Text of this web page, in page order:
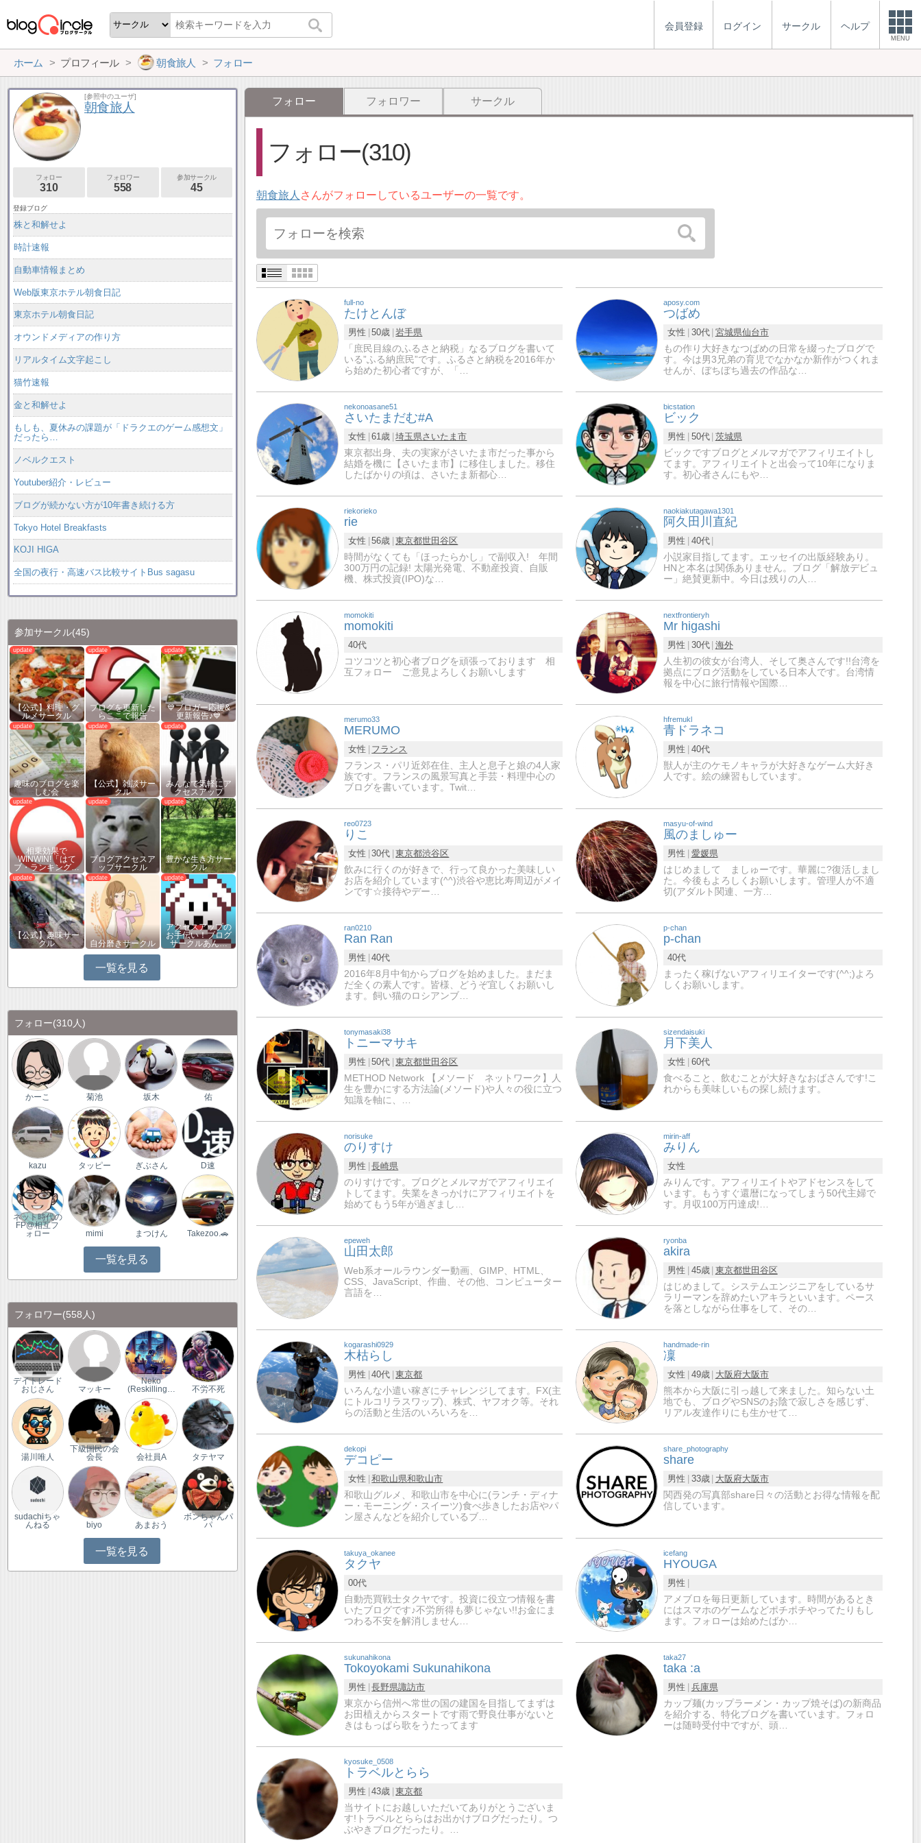
会員登録 ログイン サークル ヘルプ
MENU
ホーム プロフィール 朝食旅人 フォロー
フォロー フォロワー サークル
フォロー(310)
朝食旅人 さんがフォローしているユーザーの一覧です。
full-no
たけとんぼ
男性 50歳 岩手県
「庶民目線のふるさと納税」なるブログを書いて
いる”ふる納庶民”です。ふるさと納税を2016年か
ら始めた初心者ですが、「…
aposy.com
つばめ
女性 30代 宮城県仙台市
もの作り大好きなつばめの日常を綴ったブログで
す。今は男3兄弟の育児でなかなか新作がつくれま
せんが、ぼちぼち過去の作品な…
nekonoasane51
さいたまだむ#A
女性 61歳 埼玉県さいたま市
東京都出身、夫の実家がさいたま市だった事から
結婚を機に【さいたま市】に移住しました。移住
したばかりの頃は、さいたま新都心…
bicstation
ビック
男性 50代 茨城県
ビックですブログとメルマガでアフィリエイトし
てます。アフィリエイトと出会って10年になりま
す。初心者さんにもや…
riekorieko
rie
女性 56歳 東京都世田谷区
時間がなくても「ほったらかし」で副収入! 年間
300万円の記録! 太陽光発電、不動産投資、自販
機、株式投資(IPO)な…
naokiakutagawa1301
阿久田川直紀
男性
40代
小説家目指してます。エッセイの出版経験あり。
HNと本名は関係ありません。ブログ「解放デビュ
ー」絶賛更新中。今日は残りの人…
momokiti
momokiti
40代
コツコツと初心者ブログを頑張っております 相
互フォロー ご意見よろしくお願いします
nextfrontieryh
Mr higashi
男性 30代 海外
人生初の彼女が台湾人、そして奥さんです!!台湾を
拠点にブログ活動をしている日本人です。台湾情
報を中心に旅行情報や国際…
merumo33
MERUMO
女性
フランス
フランス・パリ近郊在住、主人と息子と娘の4人家
族です。フランスの風景写真と手芸・料理中心の
ブログを書いています。Twit…
hfremukl
青ドラネコ
男性
40代
獣人が主のケモノキャラが大好きなゲーム大好き
人です。絵の練習もしています。
reo0723
りこ
女性 30代 東京都渋谷区
飲みに行くのが好きで、行って良かった美味しい
お店を紹介しています(^^)渋谷や恵比寿周辺がメイ
ンです☆接待やデー…
masyu-of-wind
風のましゅー
男性
愛媛県
はじめまして ましゅーです。華麗に?復活しまし
た。今後もよろしくお願いします。管理人が不適
切(アダルト関連、一方…
ran0210
Ran Ran
男性
40代
2016年8月中旬からブログを始めました。まだま
だ全くの素人です。皆様、どうぞ宜しくお願いし
ます。飼い猫のロシアンブ…
p-chan
p-chan
40代
まったく稼げないアフィリエイターです(^^;)よろ
しくお願いします。
tonymasaki38
トニーマサキ
男性 50代 東京都世田谷区
METHOD Network 【メソード ネットワーク】人
生を豊かにする方法論(メソード)や人々の役に立つ
知識を軸に、…
sizendaisuki
月下美人
女性
60代
食べること、飲むことが大好きなおばさんです!こ
れからも美味しいもの探し続けます。
norisuke
のりすけ
男性
長崎県
のりすけです。ブログとメルマガでアフィリエイ
トしてます。失業をきっかけにアフィリエイトを
始めてもう5年が過ぎまし…
mirin-aff
みりん
女性
みりんです。アフィリエイトやアドセンスをして
います。もうすぐ還暦になってしまう50代主婦で
す。月収100万円達成!…
epeweh
山田太郎
Web系オールラウンダー動画、GIMP、HTML、
CSS、JavaScript、作曲、その他、コンピューター
言語を…
ryonba
akira
男性 45歳 東京都世田谷区
はじめまして。システムエンジニアをしているサ
ラリーマンを辞めたいアキラといいます。ペース
を落としながら仕事をして、その…
kogarashi0929
木枯らし
男性 40代 東京都
いろんな小遣い稼ぎにチャレンジしてます。FX(主
にトルコリラスワップ)、株式、ヤフオク等。それ
らの活動と生活のいろいろを…
handmade-rin
凜
女性 49歳 大阪府大阪市
熊本から大阪に引っ越して来ました。知らない土
地でも、ブログやSNSのお陰で寂しさを感じず、
リアル友達作りにも生かせて…
dekopi
デコピー
女性 和歌山県和歌山市
和歌山グルメ、和歌山市を中心に(ランチ・ディナ
ー・モーニング・スイーツ)食べ歩きしたお店やパ
ン屋さんなどを紹介しているブ…
share_photography
share
男性 33歳 大阪府大阪市
関西発の写真部share日々の活動とお得な情報を配
信しています。
takuya_okanee
タクヤ
00代
自動売買戦士タクヤです。投資に役立つ情報を書
いたブログです♪不労所得も夢じゃない!!お金にま
つわる不安を解消しません…
icefang
HYOUGA
男性
アメブロを毎日更新しています。時間があるとき
にはスマホのゲームなどポチポチやってたりもし
ます。フォローは始めたばか…
sukunahikona
Tokoyokami Sukunahikona
男性 長野県諏訪市
東京から信州へ常世の国の建国を目指してまずは
お田植えからスタートです雨で野良仕事がないと
きはもっぱら歌をうたってます
taka27
taka :a
男性
兵庫県
カップ麺(カップラーメン・カップ焼そば)の新商品
を紹介する、特化ブログを書いています。フォロ
ーは随時受付中ですが、頭…
kyosuke_0508
トラベルとらら
男性 43歳 東京都
当サイトにお越しいただいてありがとうございま
す!トラベルとららはお出かけブログだったり。つ
ぶやきブログだったり。…
[参照中のユーザ]
朝食旅人
フォロー
310
フォロワー
558
参加サークル
45
登録ブログ
株と和解せよ
時計速報
自動車情報まとめ
Web版東京ホテル朝食日記
東京ホテル朝食日記
オウンドメディアの作り方
リアルタイム文字起こし
猫竹速報
金と和解せよ
もしも、夏休みの課題が「ドラクエのゲーム感想文」
だったら…
ノベルクエスト
Youtuber紹介・レビュー
ブログが続かない方が10年書き続ける方
Tokyo Hotel Breakfasts
KOJI HIGA
全国の夜行・高速バス比較サイトBus sagasu
参加サークル(45)
【公式】料理・グ
ルメサークル
ブログを更新した
らここで報告
💙ブロガー応援&
更新報告♪💙
趣味のブログを楽
しむ会
【公式】雑談サー
クル
みんなで気軽にア
クセスアップ
相乗効果で
WINWIN!「はて
ブ・ランキング…
ブログアクセスア
ップサークル
豊かな生き方サー
クル
【公式】趣味サー
クル
自分磨きサークル
アクセスアップの
お手伝い！ブログ
サークルあん…
一覧を見る
フォロー(310人)
かーこ 菊池 坂木 佑
kazu タッピー ぎぶさん D速
ネット時代の
FP@相互フ
ォロー
mimi まつけん Takezoo.🚗
一覧を見る
フォロワー(558人)
デイトレード
おじさん
マッキー
Neko
(Reskilling…
不労不死
湯川唯人
下級国民の会
会長
会社員A タテヤマ
sudachiちゃ
んねる
biyo あまおう
ボンちゃんパ
パ
一覧を見る